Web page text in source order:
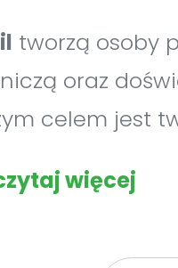
tworzą osoby
oraz
celem jest
czytać –
więcej